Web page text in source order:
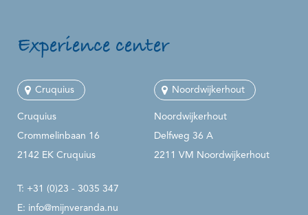
Experience center
Cruquius
Cruquius
Crommelinbaan 16
2142 EK Cruquius
Noordwijkerhout
Noordwijkerhout
Delfweg 36 A
2211 VM Noordwijkerhout
T: +31 (0)23 - 3035 347
E: info@mijnveranda.nu